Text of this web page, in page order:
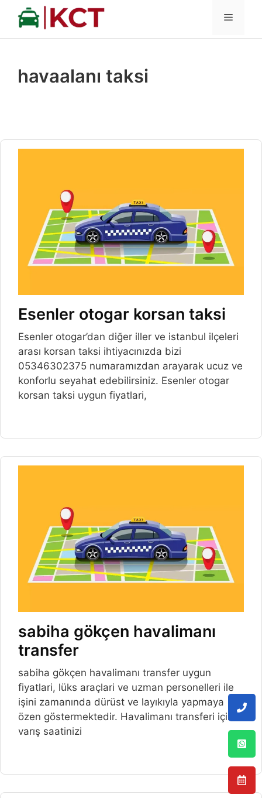
İçeriğe
MENÜ
havaalanı taksi
Esenler otogar korsan taksi
Esenler otogar’dan diğer iller ve istanbul ilçeleri
arası korsan taksi ihtiyacınızda bizi
05346302375 numaramızdan arayarak ucuz ve
konforlu seyahat edebilirsiniz. Esenler otogar
korsan taksi uygun fiyatlari,
sabiha gökçen havalimanı
transfer
sabiha gökçen havalimanı transfer uygun
fiyatlari, lüks araçlari ve uzman personelleri ile
işini zamanında dürüst ve layıkıyla yapmaya
özen göstermektedir. Havalimanı transferi için
varış saatinizi